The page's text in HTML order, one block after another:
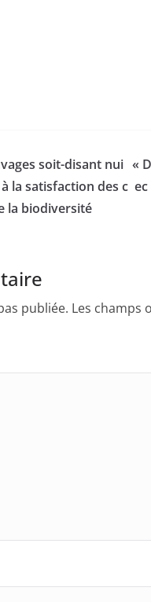
soit-disant nui
la biodiversité
«
publiée. Les champs